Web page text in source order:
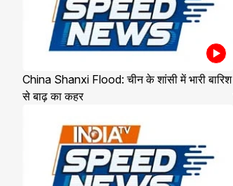
China Shanxi Flood: चीन के शांसी में भारी बारिश
से बाढ़ का कहर